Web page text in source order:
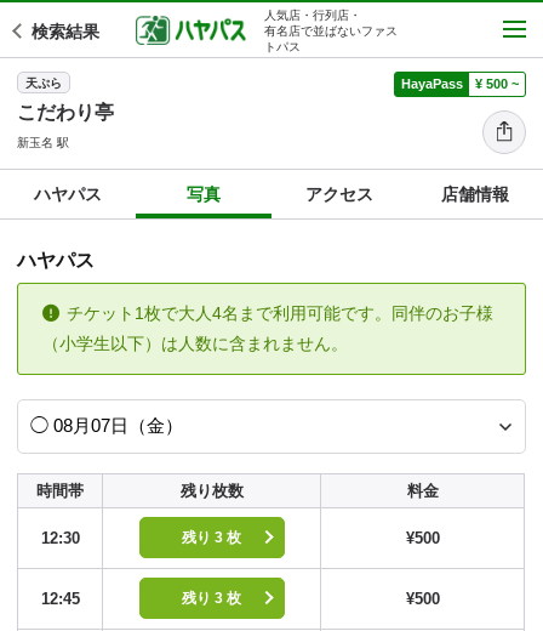
検索結果
人気店・行列店・
有名店で並ばないファス
トパス
天ぷら
こだわり亭
新玉名 駅
HayaPass ¥ 500 ~
ハヤパス 写真 アクセス 店舗情報
ハヤパス
チケット1枚で大人4名まで利用可能です。同伴のお子様
（小学生以下）は人数に含まれません。
時間帯 残り枚数 料金
12:30 残り 3 枚 ¥500
12:45 残り 3 枚 ¥500